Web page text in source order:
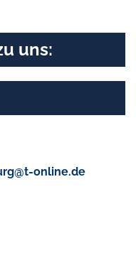
uns:
online.de